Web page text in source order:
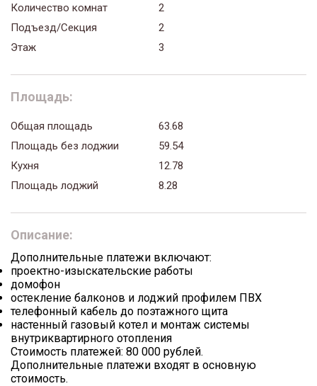
Количество комнат
2
Подъезд/Секция
2
Этаж
3
Площадь:
Общая площадь
63.68
Площадь без лоджии
59.54
Кухня
12.78
Площадь лоджий
8.28
Описание:
Дополнительные платежи включают:
проектно-изыскательские работы
домофон
остекление балконов и лоджий профилем ПВХ
телефонный кабель до поэтажного щита
настенный газовый котел и монтаж системы
внутриквартирного отопления
Стоимость платежей: 80 000 рублей.
Дополнительные платежи входят в основную
стоимость.